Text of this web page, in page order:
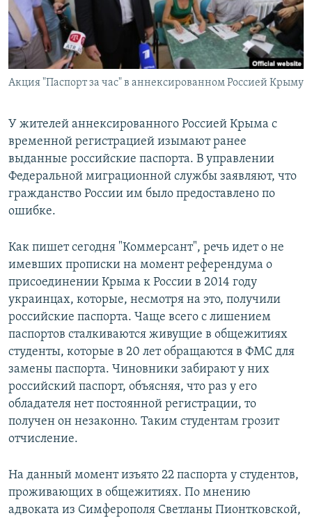
Акция "Паспорт за час" в аннексированном Россией Крыму
У жителей аннексированного Россией Крыма с
временной регистрацией изымают ранее
выданные российские паспорта. В управлении
Федеральной миграционной службы заявляют, что
гражданство России им было предоставлено по
ошибке.
Как пишет сегодня "Коммерсант", речь идет о не
имевших прописки на момент референдума о
присоединении Крыма к России в 2014 году
украинцах, которые, несмотря на это, получили
российские паспорта. Чаще всего с лишением
паспортов сталкиваются живущие в общежитиях
студенты, которые в 20 лет обращаются в ФМС для
замены паспорта. Чиновники забирают у них
российский паспорт, объясняя, что раз у его
обладателя нет постоянной регистрации, то
получен он незаконно. Таким студентам грозит
отчисление.
На данный момент изъято 22 паспорта у студентов,
проживающих в общежитиях. По мнению
адвоката из Симферополя Светланы Пионтковской,